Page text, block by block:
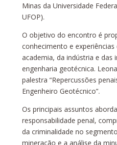
Minas da Universidade
UFOP).
O objetivo do encontro é
conhecimento e
academia, da indústria e das
engenharia geotécnica.
palestra “Repercussões
Engenheiro Geotécnico”.
Os principais assuntos
responsabilidade penal,
da criminalidade no
mineração e a análise da